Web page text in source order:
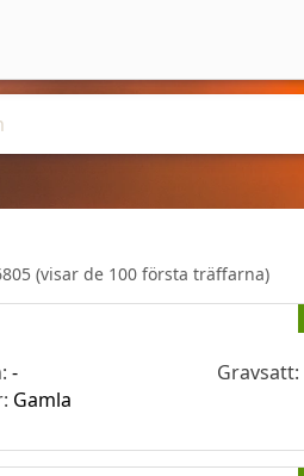
(visar de 100 första träffarna)
- Gravsatt:
Gamla